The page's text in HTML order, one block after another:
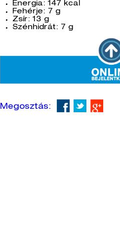
Energia: 147 kcal
Fehérje: 7 g
Zsír: 13 g
Szénhidrát: 7 g
Megosztás: